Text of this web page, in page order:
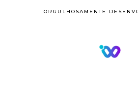
ORGULHOSAMENTE